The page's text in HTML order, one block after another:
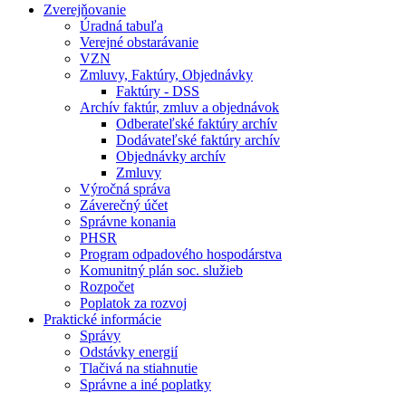
Zverejňovanie
Úradná tabuľa
Verejné obstarávanie
VZN
Zmluvy, Faktúry, Objednávky
Faktúry - DSS
Archív faktúr, zmluv a objednávok
Odberateľské faktúry archív
Dodávateľské faktúry archív
Objednávky archív
Zmluvy
Výročná správa
Záverečný účet
Správne konania
PHSR
Program odpadového hospodárstva
Komunitný plán soc. služieb
Rozpočet
Poplatok za rozvoj
Praktické informácie
Správy
Odstávky energií
Tlačivá na stiahnutie
Správne a iné poplatky